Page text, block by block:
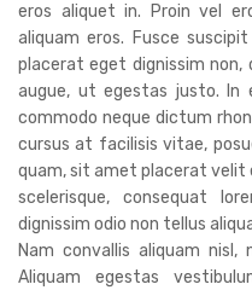
eros aliquet in. Proin vel
aliquam eros. Fusce
placerat eget dignissim non,
augue, ut egestas justo. In
commodo neque dictum
cursus at facilisis vitae,
quam, sit amet placerat velit
scelerisque, consequat
dignissim odio non tellus
Nam convallis aliquam
Aliquam egestas